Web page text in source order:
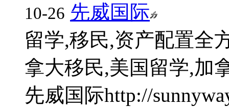
10-26 先威国际
留学,移民,资产配置全
拿大移民,美国留学,加
先威国际http://